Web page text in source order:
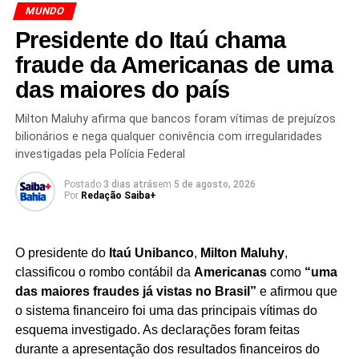
estarão na mesa,
concessões territoriais e redução da atividade militar
russa
, enquanto os EUA pressionam por um avanço
concreto no diálogo entre Moscou e Kiev.
Zelenski fora do jogo?
Enquanto Putin e Trump se articulam,
risco de ser deixado de lado
Internamente enfraquecido e alvo de protestos na
Ucrânia, o presidente tenta demonstrar força militar:
britânicos contra alvos russos , embora Moscou afirme
ter interceptado todos.
Na linha de frente,
as tropas russas avançam
lentamente nas regiões de Donetsk e Dnipropetrovsk
enquanto no norte, em Sumi, há preparativos para uma
MUNDO
Presidente do Itaú chama
fraude da Americanas de uma
das maiores do país
Milton Maluhy afirma que bancos foram vítimas de prejuízos
bilionários e nega qualquer conivência com irregularidades
investigadas pela Polícia Federal
Postado 3 dias atrásem 5 de agosto, 2026
Por Redação Saiba+
O presidente do Itaú Unibanco, Milton Maluhy,
classificou o rombo contábil da Americanascomo “uma
das maiores fraudes já vistas no Brasil” e afirmou que
o sistema financeiro foi uma das principais vítimas do
esquema investigado. As declarações foram feitas
durante a apresentação dos resultados financeiros do